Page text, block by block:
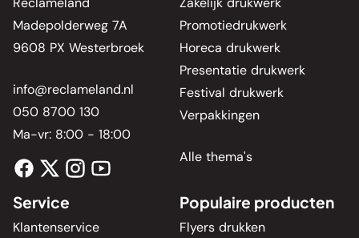
Madepolderweg 7A
9608 PX Westerbroek
info@reclameland.nl
050 8700 130
Ma-vr: 8:00 - 18:00
Promotiedrukwerk
Horeca drukwerk
Presentatie drukwerk
Festival drukwerk
Verpakkingen
Alle thema's
Service
Klantenservice
Populaire producten
Flyers drukken